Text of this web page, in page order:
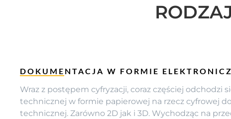
DOKUMENTACJA W FORMIE
Wraz z postępem cyfryzacji, coraz częściej odchodzi
technicznej w formie papierowej na rzecz cyfrowej
technicznej. Zarówno 2D jak i 3D. Wychodząc na